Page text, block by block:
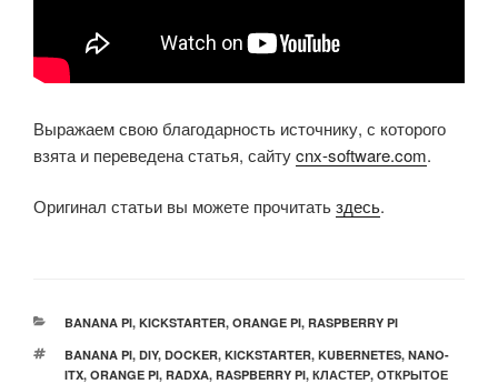
Выражаем свою благодарность источнику, с которого
взята и переведена статья, сайтуcnx-software.com.
Оригинал статьи вы можете прочитатьздесь.
РУБРИКИ
BANANA PI, KICKSTARTER, ORANGE PI, RASPBERRY PI
МЕТКИ
BANANA PI, DIY, DOCKER, KICKSTARTER, KUBERNETES, NANO-
ITX, ORANGE PI, RADXA, RASPBERRY PI, КЛАСТЕР, ОТКРЫТОЕ